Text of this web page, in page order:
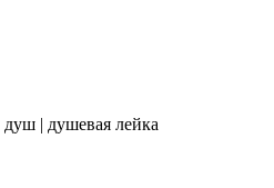
| душевая лейка